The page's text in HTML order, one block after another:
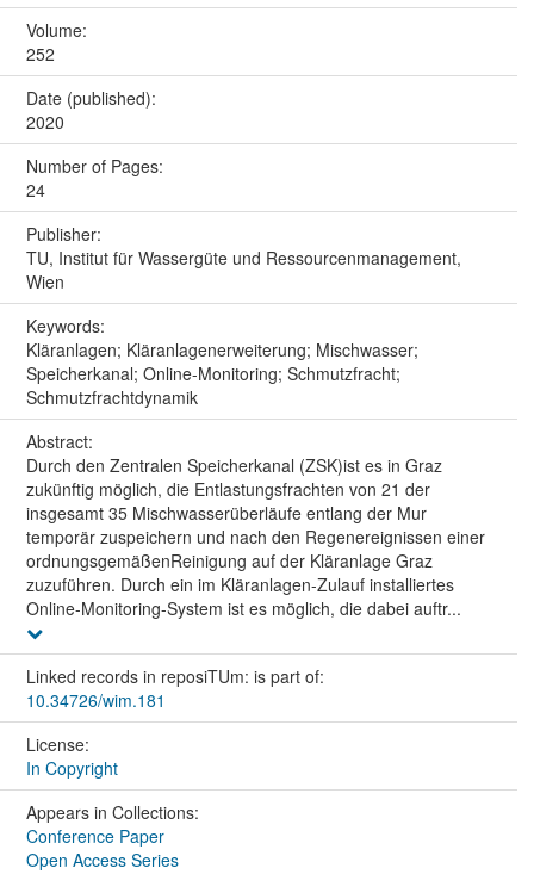
Volume:
252
Date (published):
2020
Number of Pages:
24
Publisher:
TU, Institut für Wassergüte und Ressourcenmanagement,
Wien
Keywords:
Kläranlagen; Kläranlagenerweiterung; Mischwasser;
Speicherkanal; Online-Monitoring; Schmutzfracht;
Schmutzfrachtdynamik
Abstract:
Durch den Zentralen Speicherkanal (ZSK)ist es in Graz
zukünftig möglich, die Entlastungsfrachten von 21 der
insgesamt 35 Mischwasserüberläufe entlang der Mur
temporär zuspeichern und nach den Regenereignissen einer
ordnungsgemäßenReinigung auf der Kläranlage Graz
zuzuführen. Durch ein im Kläranlagen-Zulauf installiertes
Online-Monitoring-System ist es möglich, die dabei auftr...
Linked records in reposiTUm: is part of:
10.34726/wim.181
License:
In Copyright
Appears in Collections:
Conference Paper
Open Access Series